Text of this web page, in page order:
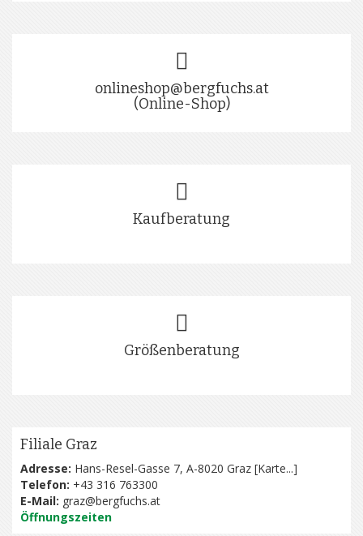
onlineshop@bergfuchs.at
(Online-Shop)
Kaufberatung
Größenberatung
Filiale Graz
Adresse: Hans-Resel-Gasse 7, A-8020 Graz [Karte...]
Telefon: +43 316 763300
E-Mail: graz@bergfuchs.at
Öffnungszeiten